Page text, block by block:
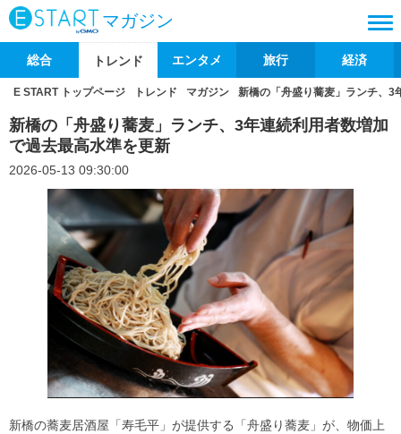
マガジン
総合 トレンド エンタメ 旅行 経済
E START トップページ トレンド マガジン 新橋の「舟盛り蕎麦」ランチ、3
新橋の「舟盛り蕎麦」ランチ、3年連続利用者数増加
で過去最高水準を更新
2026-05-13 09:30:00
新橋の蕎麦居酒屋「寿毛平」が提供する「舟盛り蕎麦」が、物価上